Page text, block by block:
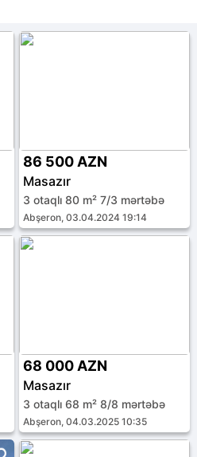
86 500 AZN
Masazır
3 otaqlı 80 m² 7/3 mərtəbə
Abşeron, 03.04.2024 19:14
68 000 AZN
Masazır
3 otaqlı 68 m² 8/8 mərtəbə
Abşeron, 04.03.2025 10:35